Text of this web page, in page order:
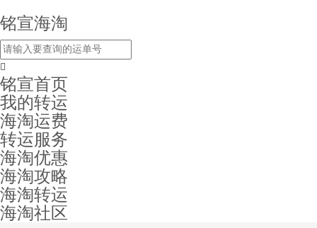
铭宣海淘
铭宣首页
我的转运
海淘运费
转运服务
海淘优惠
海淘攻略
海淘转运
海淘社区